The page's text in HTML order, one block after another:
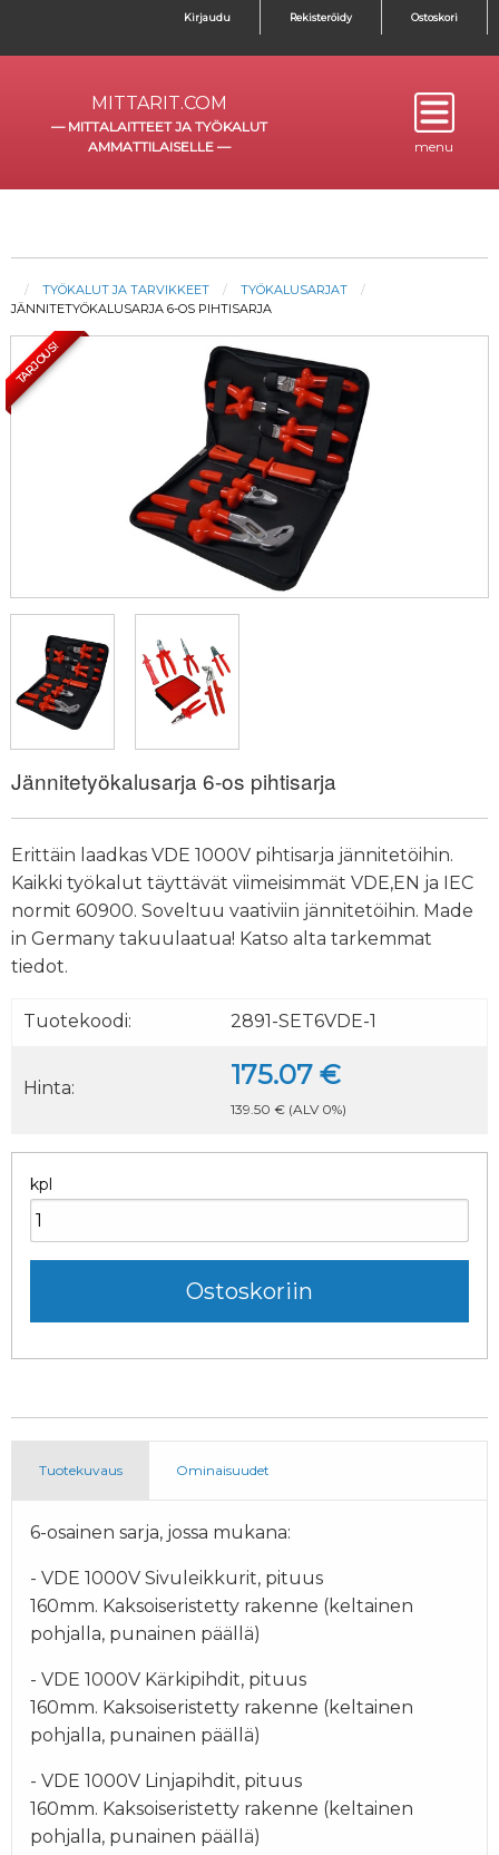
Kirjaudu Rekisteröidy Ostoskori
MITTARIT.COM
— MITTALAITTEET JA TYÖKALUT
AMMATTILAISELLE — menu
TYÖKALUT JA TARVIKKEET
TYÖKALUSARJAT
JÄNNITETYÖKALUSARJA 6-OS PIHTISARJA
TARJOUS!
Jännitetyökalusarja 6-os pihtisarja
Erittäin laadkas VDE 1000V pihtisarja jännitetöihin.
Kaikki työkalut täyttävät viimeisimmät VDE,EN ja IEC
normit 60900. Soveltuu vaativiin jännitetöihin. Made
in Germany takuulaatua! Katso alta tarkemmat
tiedot.
Tuotekoodi: 2891-SET6VDE-1
Hinta: 175.07 €
139.50 € (ALV 0%)
kpl
Tuotekuvaus Ominaisuudet
6-osainen sarja, jossa mukana:
- VDE 1000V Sivuleikkurit, pituus
160mm. Kaksoiseristetty rakenne (keltainen
pohjalla, punainen päällä)
- VDE 1000V Kärkipihdit, pituus
160mm. Kaksoiseristetty rakenne (keltainen
pohjalla, punainen päällä)
- VDE 1000V Linjapihdit, pituus
160mm. Kaksoiseristetty rakenne (keltainen
pohjalla, punainen päällä)